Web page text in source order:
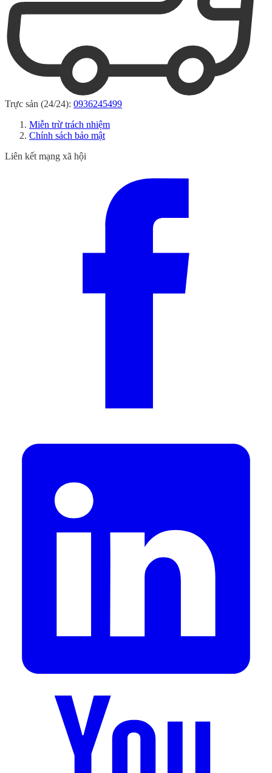
Trực sản (24/24): 0936245499
Miễn trừ trách nhiệm
Chính sách bảo mật
Liên kết mạng xã hội